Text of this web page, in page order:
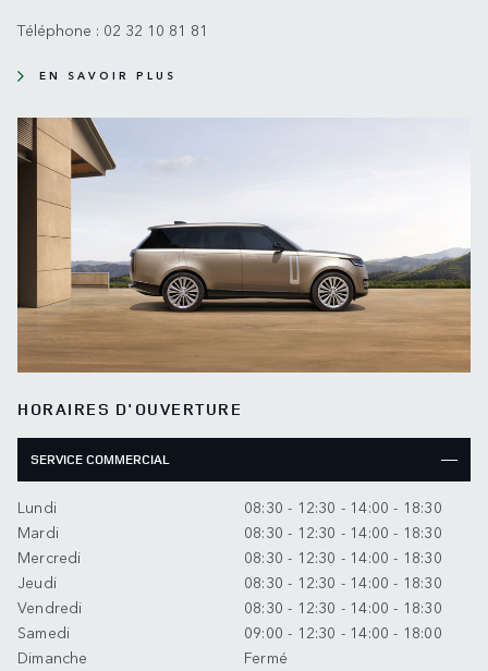
Téléphone : 02 32 10 81 81
EN SAVOIR PLUS
HORAIRES D'OUVERTURE
SERVICE COMMERCIAL
Lundi
08:30 - 12:30 - 14:00 - 18:30
Mardi
08:30 - 12:30 - 14:00 - 18:30
Mercredi
08:30 - 12:30 - 14:00 - 18:30
Jeudi
08:30 - 12:30 - 14:00 - 18:30
Vendredi
08:30 - 12:30 - 14:00 - 18:30
Samedi
09:00 - 12:30 - 14:00 - 18:00
Dimanche
Fermé